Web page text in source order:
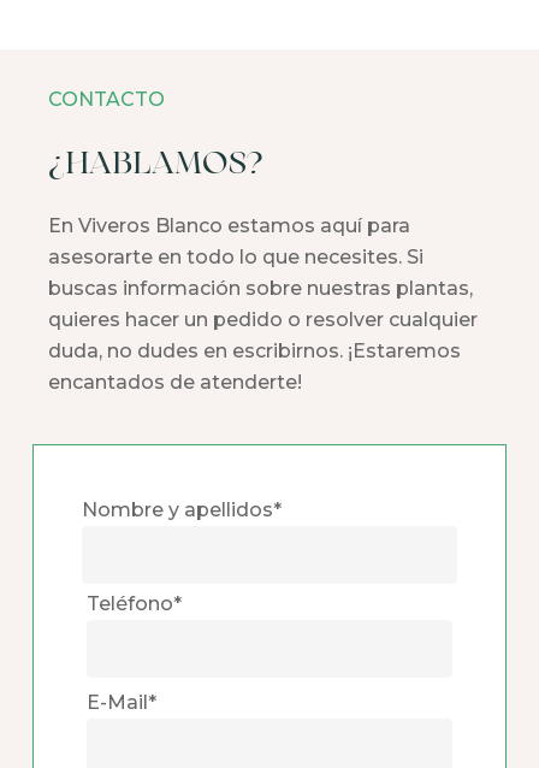
CONTACTO
¿HABLAMOS?
En Viveros Blanco estamos aquí para
asesorarte en todo lo que necesites. Si
buscas información sobre nuestras plantas,
quieres hacer un pedido o resolver cualquier
duda, no dudes en escribirnos. ¡Estaremos
encantados de atenderte!
Nombre y apellidos*
Teléfono*
E-Mail*